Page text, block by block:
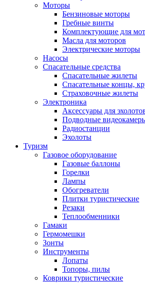
Моторы
Бензиновые моторы
Гребные винты
Комплектующие для
Масла для моторов
Электрические моторы
Насосы
Спасательные средства
Спасательные жилеты
Спасательные концы,
Страховочные жилеты
Электроника
Аксессуары для
Подводные
Радиостанции
Эхолоты
Туризм
Газовое оборудование
Газовые баллоны
Горелки
Лампы
Обогреватели
Плитки туристические
Резаки
Теплообменники
Гамаки
Гермомешки
Зонты
Инструменты
Лопаты
Топоры, пилы
Коврики туристические